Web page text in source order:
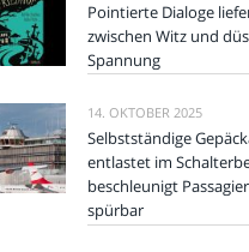
Pointierte Dialoge
zwischen Witz und
Spannung
14. OKTOBER 2025
Selbstständige
entlastet im
beschleunigt
spürbar